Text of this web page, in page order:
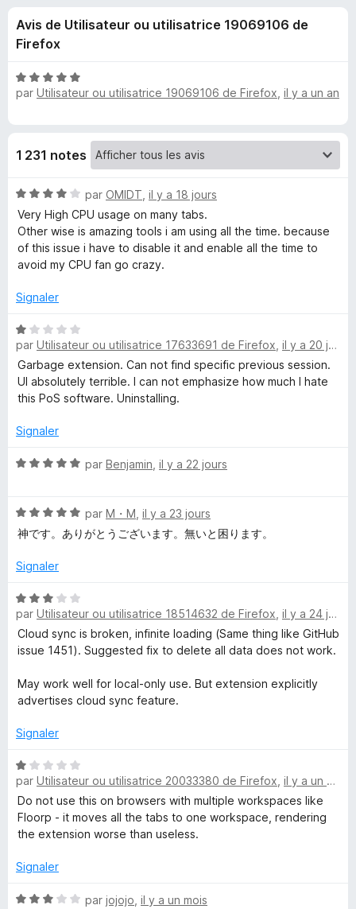
a
u
r
e
f
x
u
e
s
o
u
r
T
a
b
S
e
s
s
i
o
n
M
a
n
a
g
e
r
Avis de Utilisateur ou utilisatrice 19069106 de
Firefox
N
o
s
r
5
par Utilisateur ou utilisatrice 19069106 de Firefox il y a un an
1 231 notes
N
o
t
é
4
u
5
par OMIDT il y a 18 jours
Very High CPU usage on many tabs.
Other wise is amazing tools i am using all the time. because
of this issue i have to disable it and enable all the time to
avoid my CPU fan go crazy.
Signaler
N
o
t
é
1
u
5
par Utilisateur ou utilisatrice 17633691 de Firefox il y a 20 jours
Garbage extension. Can not find specific previous session.
UI absolutely terrible. I can not emphasize how much I hate
this PoS software. Uninstalling.
Signaler
N
é
5
u
5
par Benjamin il y a 22 jours
N
o
é
s
u
r
5
par M・M il y a 23 jours
神です。ありがとうございます。無いと困ります。
Signaler
N
o
t
é
s
u
5
par Utilisateur ou utilisatrice 18514632 de Firefox il y a 24 jours
Cloud sync is broken, infinite loading (Same thing like GitHub
issue 1451). Suggested fix to delete all data does not work.
May work well for local-only use. But extension explicitly
advertises cloud sync feature.
Signaler
N
o
t
é
1
u
5
par Utilisateur ou utilisatrice 20033380 de Firefox il y a un mois
Do not use this on browsers with multiple workspaces like
Floorp - it moves all the tabs to one workspace, rendering
the extension worse than useless.
Signaler
N
par jojojo il y a un mois